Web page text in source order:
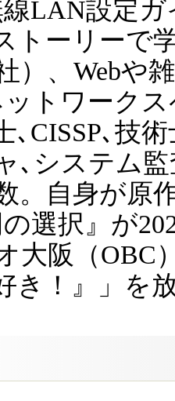
線LAN設定
トーリーで
）、Webや
ットワーク
､CISSP､技
､システム
。自身が原
の選択』が
大阪（
き！』」を